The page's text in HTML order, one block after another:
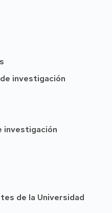
investigación
investigación
de la Universidad